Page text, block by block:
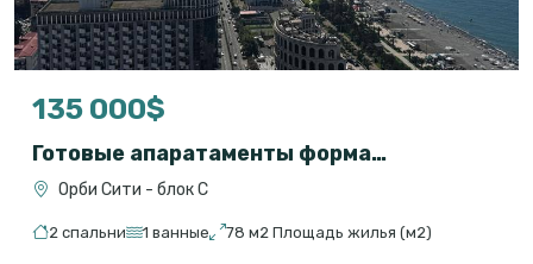
135 000$
Готовые апаратаменты формата 2+1 на первой линии с прямым видом на море
Орби Сити - блок С
2 спальни 1 ванные 78 м2 Площадь жилья (м2)